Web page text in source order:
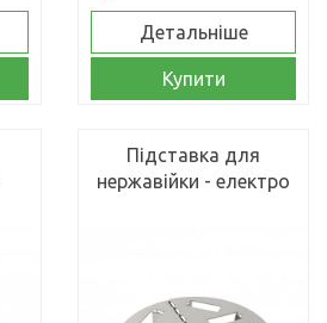
Детальніше
Купити
Підставка для
нержавійки - електро